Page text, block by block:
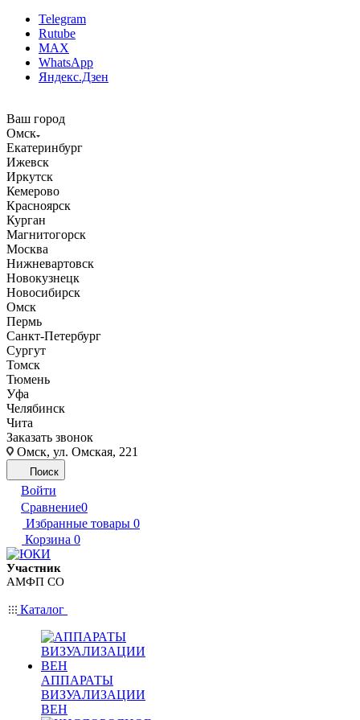
Telegram
Rutube
MAX
WhatsApp
Яндекс.Дзен
Ваш город
Омск
Екатеринбург
Ижевск
Иркутск
Кемерово
Красноярск
Курган
Магнитогорск
Москва
Нижневартовск
Новокузнецк
Новосибирск
Омск
Пермь
Санкт-Петербург
Сургут
Томск
Тюмень
Уфа
Челябинск
Чита
Заказать звонок
Омск, ул. Омская, 221
Поиск
Войти
Сравнение0
Избранные товары 0
Корзина 0
Участник
АМФП СО
Каталог
АППАРАТЫ
ВИЗУАЛИЗАЦИИ
ВЕН